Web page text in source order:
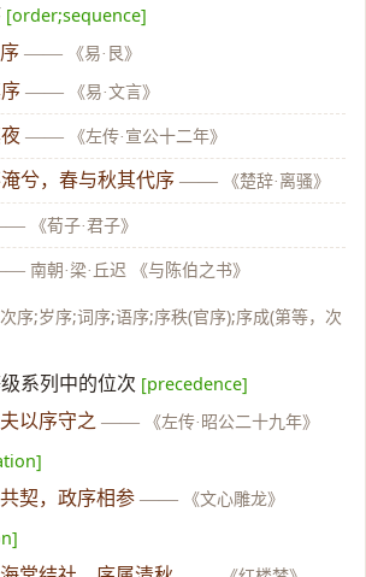
[order;sequence]
—— 《易·艮》
—— 《易·文言》
—— 《左传·宣公十二年》
兮，春与秋其代序 —— 《楚辞·离骚》
《荀子·君子》
南朝·梁·丘迟 《与陈伯之书》
序;岁序;词序;语序;序秩(官序);序成(第等，次
系列中的位次 [precedence]
以序守之 —— 《左传·昭公二十九年》
契，政序相参 —— 《文心雕龙》